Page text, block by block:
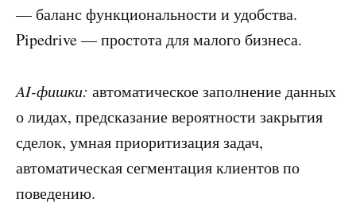
— баланс функциональности и удобства.
Pipedrive — простота для малого бизнеса.
AI-фишки: автоматическое заполнение данных
о лидах, предсказание вероятности закрытия
сделок, умная приоритизация задач,
автоматическая сегментация клиентов по
поведению.